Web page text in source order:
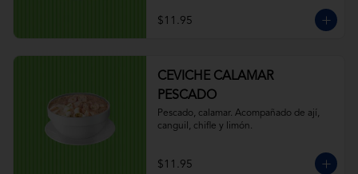
$11.95
CEVICHE CALAMAR
PESCADO
Pescado, calamar. Acompañado de ají,
canguil, chifle y limón.
$11.95